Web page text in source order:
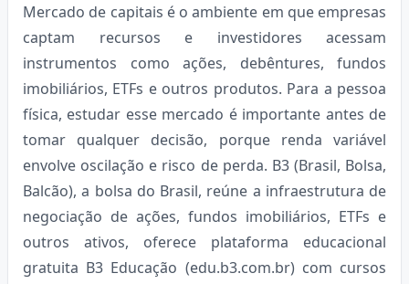
Mercado de capitais é o ambiente em que empresas
captam recursos e investidores acessam
instrumentos como ações, debêntures, fundos
imobiliários, ETFs e outros produtos. Para a pessoa
física, estudar esse mercado é importante antes de
tomar qualquer decisão, porque renda variável
envolve oscilação e risco de perda. B3 (Brasil, Bolsa,
Balcão), a bolsa do Brasil, reúne a infraestrutura de
negociação de ações, fundos imobiliários, ETFs e
outros ativos, oferece plataforma educacional
gratuita B3 Educação (edu.b3.com.br) com cursos